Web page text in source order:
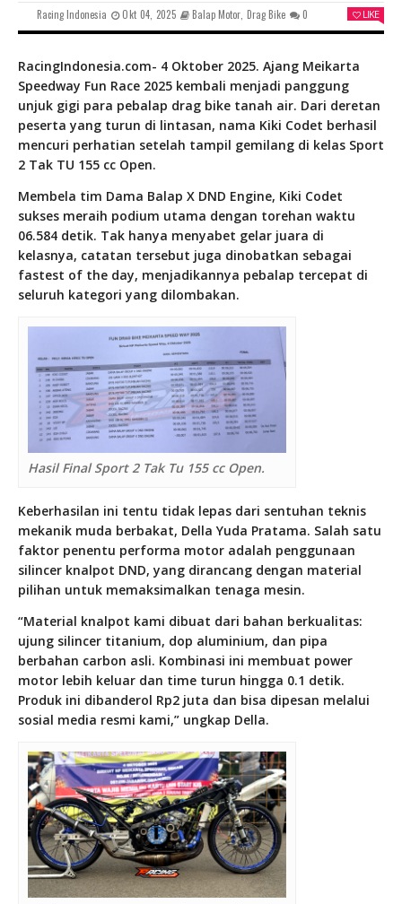
Racing Indonesia Okt 04, 2025 Balap Motor, Drag Bike 0 LIKE
RacingIndonesia.com- 4 Oktober 2025. Ajang Meikarta
Speedway Fun Race 2025 kembali menjadi panggung
unjuk gigi para pebalap drag bike tanah air. Dari deretan
peserta yang turun di lintasan, nama Kiki Codet berhasil
mencuri perhatian setelah tampil gemilang di kelas Sport
2 Tak TU 155 cc Open.
Membela tim Dama Balap X DND Engine, Kiki Codet
sukses meraih podium utama dengan torehan waktu
06.584 detik. Tak hanya menyabet gelar juara di
kelasnya, catatan tersebut juga dinobatkan sebagai
fastest of the day, menjadikannya pebalap tercepat di
seluruh kategori yang dilombakan.
Hasil Final Sport 2 Tak Tu 155 cc Open.
Keberhasilan ini tentu tidak lepas dari sentuhan teknis
mekanik muda berbakat, Della Yuda Pratama. Salah satu
faktor penentu performa motor adalah penggunaan
silincer knalpot DND, yang dirancang dengan material
pilihan untuk memaksimalkan tenaga mesin.
“Material knalpot kami dibuat dari bahan berkualitas:
ujung silincer titanium, dop aluminium, dan pipa
berbahan carbon asli. Kombinasi ini membuat power
motor lebih keluar dan time turun hingga 0.1 detik.
Produk ini dibanderol Rp2 juta dan bisa dipesan melalui
sosial media resmi kami,” ungkap Della.